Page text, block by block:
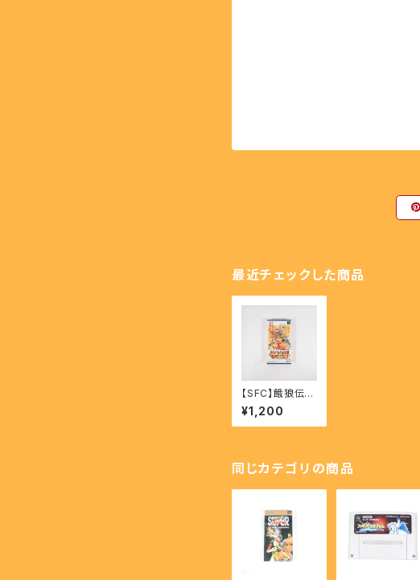
最近チェックした商品
【SFC】餓狼伝説
スペシャル - Fat
al Fury Specia
l
¥1,200
同じカテゴリの商品